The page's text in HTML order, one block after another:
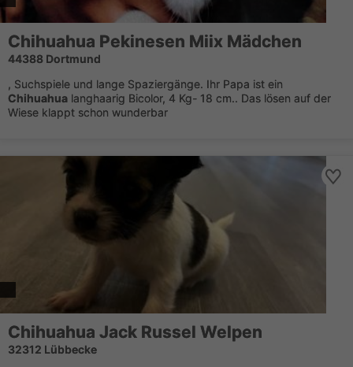
Chihuahua Pekinesen Miix Mädchen
44388 Dortmund
, Suchspiele und lange Spaziergänge. Ihr Papa ist ein
Chihuahua langhaarig Bicolor, 4 Kg- 18 cm.. Das lösen auf der
Wiese klappt schon wunderbar
Chihuahua Jack Russel Welpen
32312 Lübbecke